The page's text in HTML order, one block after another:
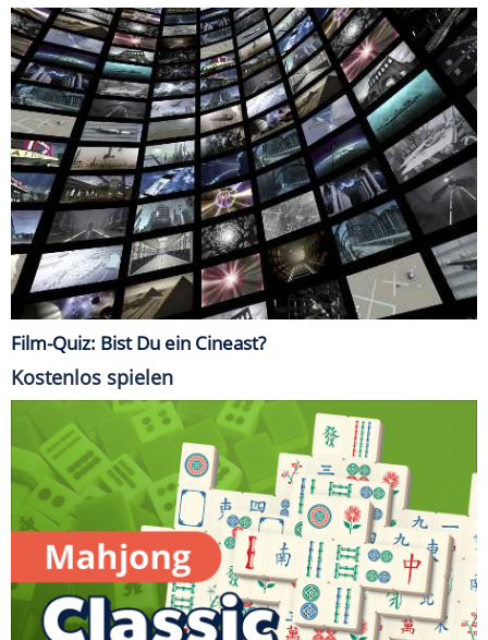
Film-Quiz: Bist Du ein Cineast?
Kostenlos spielen